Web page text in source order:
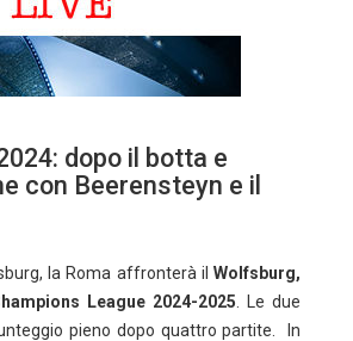
dopo il botta e
con Beerensteyn e il
la Roma affronterà il Wolfsburg,
League 2024-2025 . Le due
pieno dopo quattro partite. In